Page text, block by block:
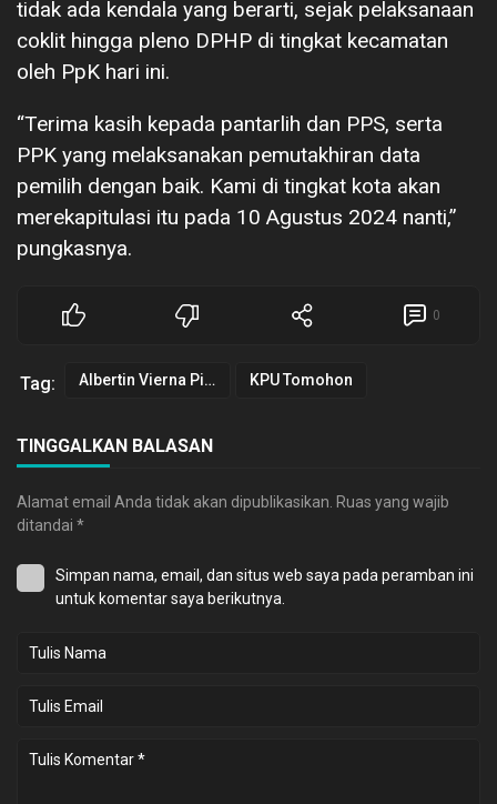
tidak ada kendala yang berarti, sejak pelaksanaan
coklit hingga pleno DPHP di tingkat kecamatan
oleh PpK hari ini.
“Terima kasih kepada pantarlih dan PPS, serta
PPK yang melaksanakan pemutakhiran data
pemilih dengan baik. Kami di tingkat kota akan
merekapitulasi itu pada 10 Agustus 2024 nanti,”
pungkasnya.
0
Tag: Albertin Vierna Pijoh KPU Tomohon
TINGGALKAN BALASAN
Alamat email Anda tidak akan dipublikasikan. Ruas yang wajib
ditandai *
Simpan nama, email, dan situs web saya pada peramban ini
untuk komentar saya berikutnya.